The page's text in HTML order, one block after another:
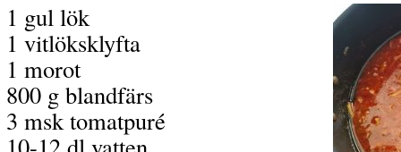
1 gul lök
1 vitlöksklyfta
1 morot
800 g blandfärs
3 msk tomatpuré